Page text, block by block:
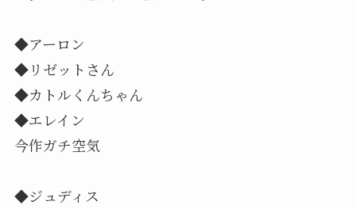
◆アーロン
◆リゼットさん
◆カトルくんちゃん
◆エレイン
今作ガチ空気
◆ジュディス